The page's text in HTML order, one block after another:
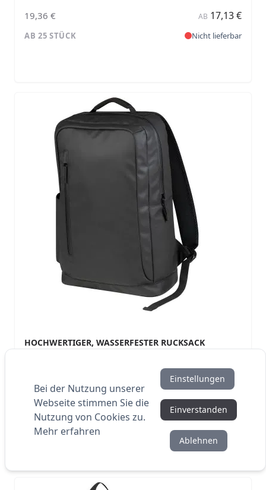
19,36 € AB 17,13 €
AB 25 STÜCK Nicht lieferbar
HOCHWERTIGER, WASSERFESTER RUCKSACK
21,59 € AB 18,39 €
AB 10 STÜCK Auf Lager
Bei der Nutzung unserer
Webseite stimmen Sie die
Nutzung von Cookies zu.
Mehr erfahren
Einstellungen
Einverstanden
Ablehnen